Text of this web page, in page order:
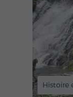
Histoire